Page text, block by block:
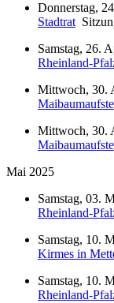
Donnerstag,
Stadtrat
Samstag, 26.
Rheinland-
Mittwoch, 30.
Mittwoch, 30.
Mai 2025
Samstag, 03.
Rheinland-
Samstag, 10.
Kirmes in
Samstag, 10.
Rheinland-